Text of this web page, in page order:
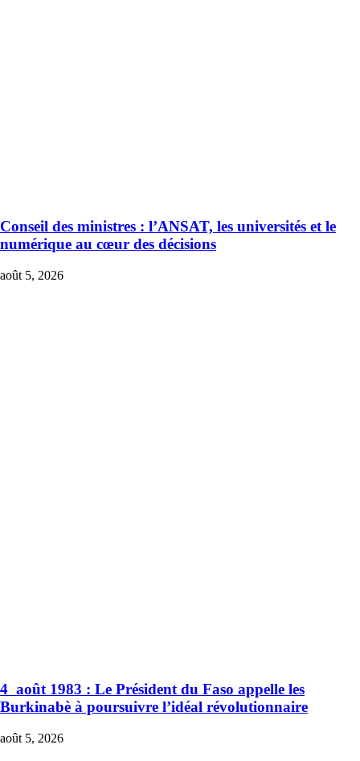
Conseil des ministres : l’ANSAT, les universités et le
numérique au cœur des décisions
août 5, 2026
4 août 1983 : Le Président du Faso appelle les
Burkinabè à poursuivre l’idéal révolutionnaire
août 5, 2026